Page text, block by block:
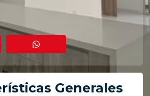
Generales